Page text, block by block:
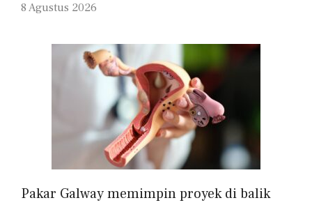
8 Agustus 2026
Pakar Galway memimpin proyek di balik